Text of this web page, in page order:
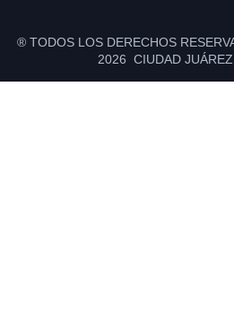
® TODOS LOS DERECHOS
2026 CIUDAD